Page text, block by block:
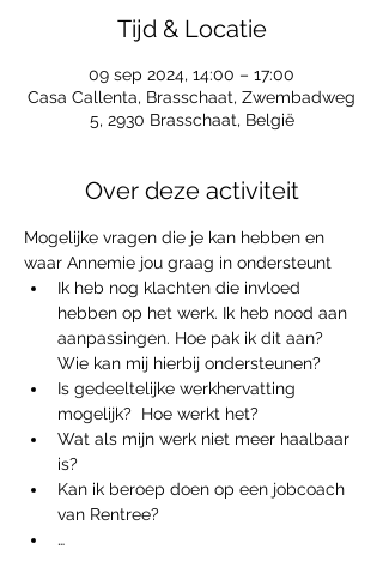
Tijd & Locatie
09 sep 2024, 14:00 – 17:00
Casa Callenta, Brasschaat, Zwembadweg
5, 2930 Brasschaat, België
Over deze activiteit
Mogelijke vragen die je kan hebben en
waar Annemie jou graag in ondersteunt
Ik heb nog klachten die invloed
hebben op het werk. Ik heb nood aan
aanpassingen. Hoe pak ik dit aan?
Wie kan mij hierbij ondersteunen?
Is gedeeltelijke werkhervatting
mogelijk?  Hoe werkt het?
Wat als mijn werk niet meer haalbaar
is?
Kan ik beroep doen op een jobcoach
van Rentree?
…